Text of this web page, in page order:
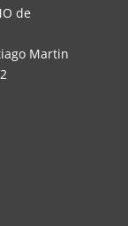
de
Martin